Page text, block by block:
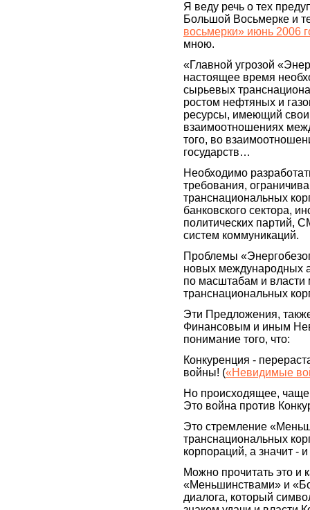
Я веду речь о тех
Большой Восьмерке и
восьмерки» июнь 2006
мною.
«Главной угрозой
настоящее время
сырьевых
ростом нефтяных и
ресурсы, имеющий
взаимоотношениях
того, во
государств…
Необходимо
требования,
транснациональных
банковского сектора,
политических партий,
систем коммуникаций.
Проблемы
новых международных
по масштабам и
транснациональных
Эти Предложения,
Финансовым и иным
понимание того, что:
Конкуренция -
войны! («Невидимые
Но происходящее, чаще
Это война против
Это стремление
транснациональных
корпораций, а значит -
Можно прочитать это и
«Меньшинствами» и
диалога, который